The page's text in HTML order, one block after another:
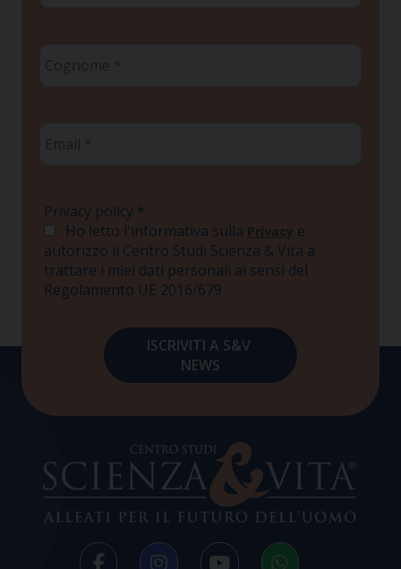
Privacy policy *
Ho letto l'informativa sulla Privacy e
autorizzo il Centro Studi Scienza & Vita a
trattare i miei dati personali ai sensi del
Regolamento UE 2016/679